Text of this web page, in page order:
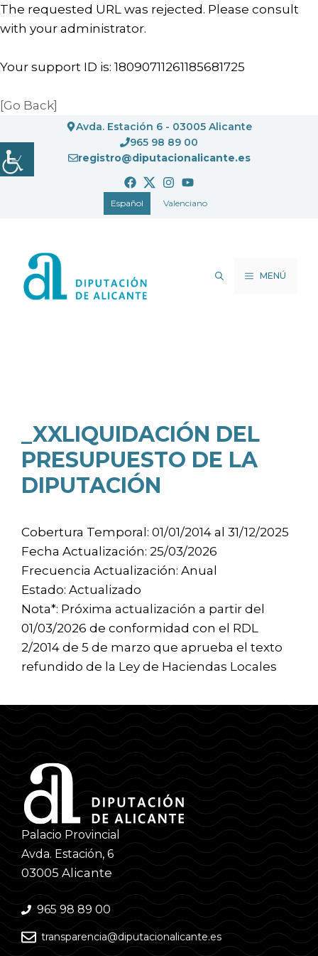
The requested URL was rejected. Please consult
with your administrator.
Your support ID is: 18090711261185681725
[Go Back]
al
contenido
Avda. Estación 6 - 03005 Alicante
965 98 89 00
registro@diputacionalicante.es
Español Valenciano
MENÚ
_XXLIQUIDACIÓN DEL
PRESUPUESTO DE LA
DIPUTACIÓN
Cobertura Temporal: 01/01/2014 al 31/12/2025
Fecha Actualización: 25/03/2026
Frecuencia Actualización: Anual
Estado: Actualizado
Nota*: Próxima actualización a partir del
01/03/2026 de conformidad con el RDL
2/2014 de 5 de marzo que aprueba el texto
refundido de la Ley de Haciendas Locales
Palacio Provincial
Avda. Estación, 6
03005 Alicante
965 98 89 00
transparencia@diputacionalicante.es